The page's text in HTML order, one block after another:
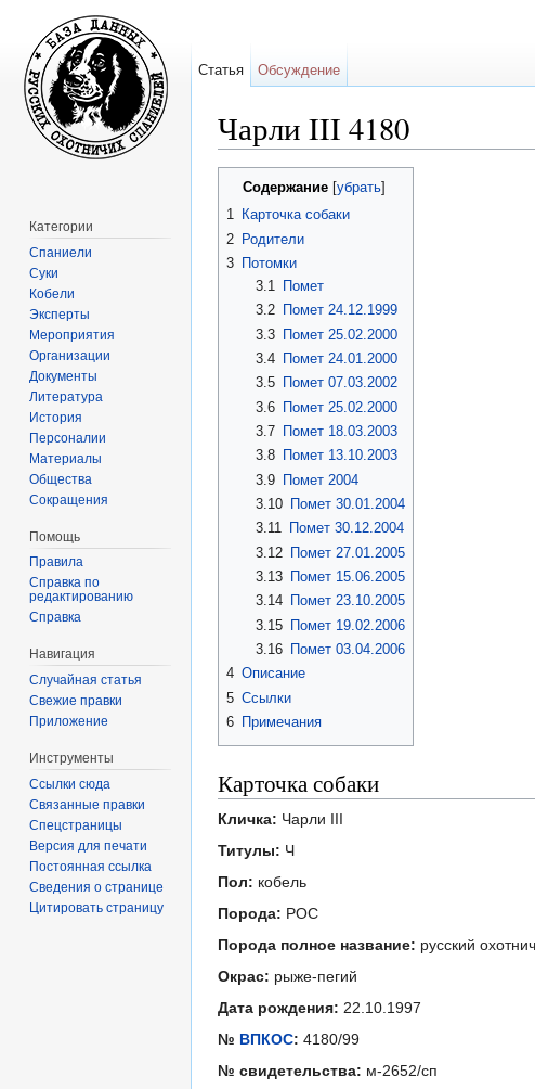
Чарли III 4180
Содержание[ убрать]
1 Карточка собаки
2 Родители
3 Потомки
3.1
Помет
3.2
Помет 24.12.1999
3.3
Помет 25.02.2000
3.4
Помет 24.01.2000
3.5
Помет 07.03.2002
3.6 Помет 25.02.2000
3.7
Помет 18.03.2003
3.8
Помет 13.10.2003
3.9 Помет 2004
3.10
Помет 30.01.2004
3.11
Помет 30.12.2004
3.12 Помет 27.01.2005
3.13
Помет 15.06.2005
3.14
Помет 23.10.2005
3.15 Помет 19.02.2006
3.16
Помет 03.04.2006
4 Описание
5 Ссылки
6 Примечания
Карточка собаки
Кличка: Чарли III
Титулы: Ч
Пол: кобель
Порода: РОС
Порода полное название: русский
Окрас: рыже-пегий
Дата рождения: 22.10.1997
№ ВПКОС: 4180/99
№ свидетельства: м-2652/сп
Статья Обсуждение
Категории
Спаниели
Суки
Кобели
Эксперты
Мероприятия
Организации
Документы
Литература
История
Персоналии
Материалы
Общества
Сокращения
Помощь
Правила
Справка по
редактированию
Справка
Навигация
Случайная статья
Свежие правки
Приложение
Инструменты
Ссылки сюда
Связанные правки
Спецстраницы
Версия для печати
Постоянная ссылка
Сведения о странице
Цитировать страницу